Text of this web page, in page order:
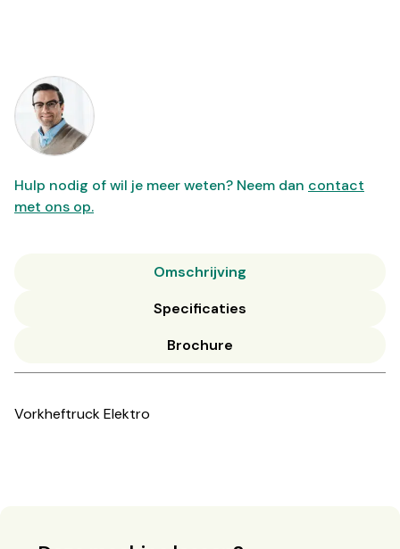
Hulp nodig of wil je meer weten? Neem dan contact
met ons op.
Omschrijving
Specificaties
Brochure
Vorkheftruck Elektro